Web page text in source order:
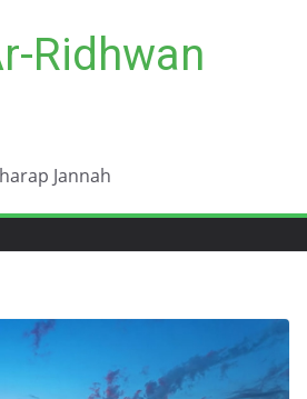
Ridhwan
Jannah